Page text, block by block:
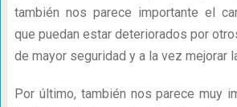
también nos parece importante el
que puedan estar deteriorados por
de mayor seguridad y a la vez mejorar
Por último, también nos parece muy